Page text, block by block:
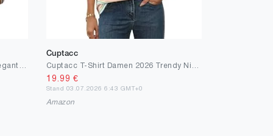
Cuptacc
19.99 €
Stand 03.07.2026 6:43 GMT+0
Amazon